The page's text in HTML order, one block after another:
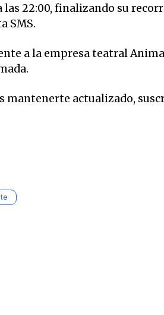
22:00, finalizando su
SMS.
a la empresa teatral
mantenerte actualizado,